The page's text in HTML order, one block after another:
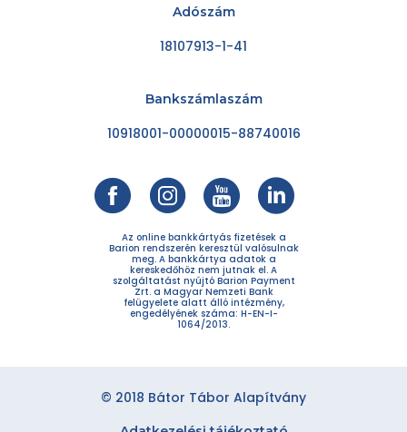
Adószám
18107913-1-41
Bankszámlaszám
10918001-00000015-88740016
Az online bankkártyás fizetések a
Barion rendszerén keresztül valósulnak
meg. A bankkártya adatok a
kereskedőhöz nem jutnak el. A
szolgáltatást nyújtó Barion Payment
Zrt. a Magyar Nemzeti Bank
felügyelete alatt álló intézmény,
engedélyének száma: H-EN-I-
1064/2013.
© 2018 Bátor Tábor Alapítvány